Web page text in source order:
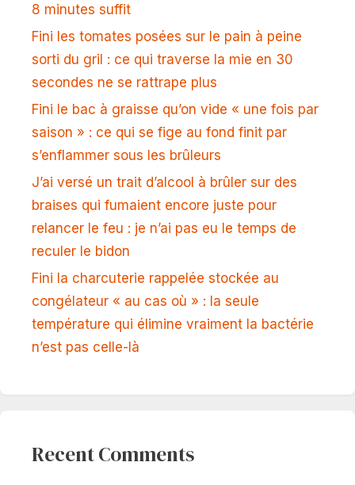
8 minutes suffit
Fini les tomates posées sur le pain à peine
sorti du gril : ce qui traverse la mie en 30
secondes ne se rattrape plus
Fini le bac à graisse qu’on vide « une fois par
saison » : ce qui se fige au fond finit par
s’enflammer sous les brûleurs
J’ai versé un trait d’alcool à brûler sur des
braises qui fumaient encore juste pour
relancer le feu : je n’ai pas eu le temps de
reculer le bidon
Fini la charcuterie rappelée stockée au
congélateur « au cas où » : la seule
température qui élimine vraiment la bactérie
n’est pas celle-là
Recent Comments